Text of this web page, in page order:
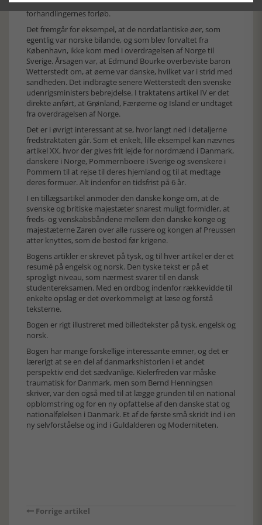
bogen meget indgående for forhandlernes positioner og
forhandlingernes forløb.
Det fremgår for eksempel, at de nordatlantiske øer, som
egentlig var norske bilande, og som blev forvaltet fra
København, ikke kom med i overdragelsen af Norge til
Sverige. Årsagen var, at Edmund Bourke overbeviste baron
Wetterstedt om, at øerne var danske, hvilket var i strid med
sandheden. Det indbragte senere Wetterstedt den svenske
udenrigsministers bebrejdelse. I traktatens artikel IV er det
direkte anført, at Grønland, Færøerne og Island er undtaget
fra overdragelsen af Norge.
Det er i øvrigt interessant at se, hvor langt ned i detaljerne
fredstraktaten går. Som et enkelt, lille eksempel kan nævnes
artikel XX, hvor der gives frit lejde for nordmænd i Danmark,
danskere i Norge, Pommernboere i Sverige og svenskere i
Pommern til at rejse til deres hjemland og til at medtage
deres formuer. Alt indenfor en tidsfrist på 6 år.
I en tillægsartikel anmoder den danske konge om, at de
svenske og britiske majestæter snarest muligt formidler, at
freds- og venskabsbåndene mellem den danske konge og
majestæterne Zaren over alle russere og kongen af Preussen
atter knyttes, som de bestod før krigene.
Bogens artikler er skrevet på tysk, og til hver artikel er der et
resumé på engelsk og norsk. Den tyske tekst er på et
sprogligt niveau, som nærmest svarer til en dansk
studentereksamen. Med en ordbog indenfor rækkevidde til
enkelte opslag er det overkommeligt at læse og forstå
teksterne.
Bogen er rigt illustreret med billedtekster på tysk, engelsk og
norsk.
Bogen har mange forskellige interessante emner, og det er
lærerigt at se en del af danmarkshistorien i et andet
perspektiv end det sædvanlige. Kielerfreden var måske
traumatisk for Danmark, men som Bernd Henningsen
skriver, var den også med til at lægge grunden til en national
opblomstring og for en ny opfattelse af den danske stat og
nationalfølelsen i Danmark. Et af de første små skridt ind i en
ny selvforståelse og ind i Guldalderen og Moderniteten.
Forrige artikel